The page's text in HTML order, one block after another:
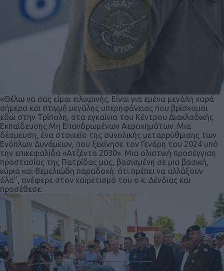
«Θέλω να σας είμαι ειλικρινής. Είναι για εμένα μεγάλη χαρά
σήμερα και στιγμή μεγάλης υπερηφάνειας που βρίσκομαι
εδώ στην Τρίπολη, στα εγκαίνια του Κέντρου Διακλαδικής
Εκπαίδευσης Μη Επανδρωμένων Αεροχημάτων. Μια
δέσμευση, ένα στοιχείο της συνολικής μεταρρύθμισης των
Ενόπλων Δυνάμεων, που ξεκίνησε τον Γενάρη του 2024 υπό
την επικεφαλίδα «Ατζέντα 2030». Μια ολιστική προσέγγιση
προστασίας της Πατρίδας μας, βασισμένη σε μια βασική,
κύρια και θεμελιώδη παραδοχή: ότι πρέπει να αλλάξουν
όλα”, ανέφερε στον χαιρετισμό του ο κ. Δένδιας και
προσέθεσε: